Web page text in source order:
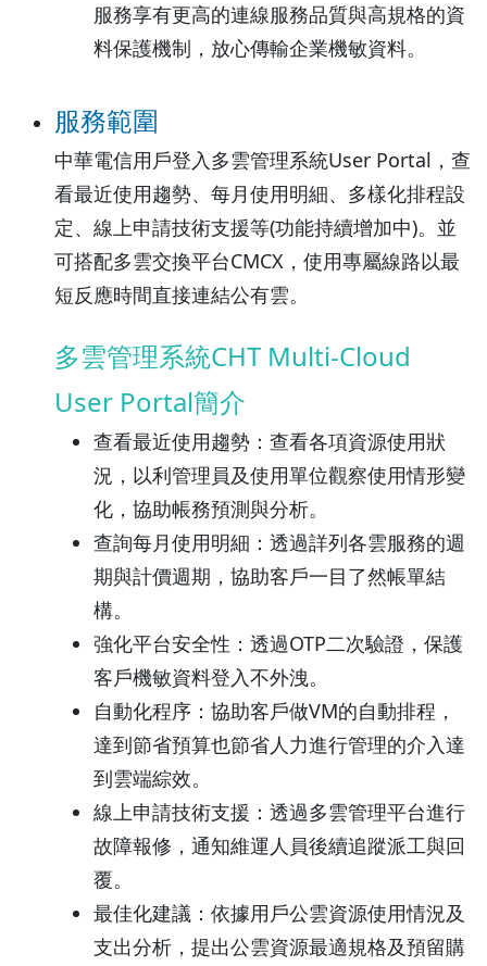
服務享有更高的連線服務品質與高規格的資
料保護機制，放心傳輸企業機敏資料。
服務範圍
中華電信用戶登入多雲管理系統User Portal，查
看最近使用趨勢、每月使用明細、多樣化排程設
定、線上申請技術支援等(功能持續增加中)。並
可搭配多雲交換平台CMCX，使用專屬線路以最
短反應時間直接連結公有雲。
多雲管理系統CHT Multi-Cloud
User Portal簡介
查看最近使用趨勢：查看各項資源使用狀
況，以利管理員及使用單位觀察使用情形變
化，協助帳務預測與分析。
查詢每月使用明細：透過詳列各雲服務的週
期與計價週期，協助客戶一目了然帳單結
構。
強化平台安全性：透過OTP二次驗證，保護
客戶機敏資料登入不外洩。
自動化程序：協助客戶做VM的自動排程，
達到節省預算也節省人力進行管理的介入達
到雲端綜效。
線上申請技術支援：透過多雲管理平台進行
故障報修，通知維運人員後續追蹤派工與回
覆。
最佳化建議：依據用戶公雲資源使用情況及
支出分析，提出公雲資源最適規格及預留購